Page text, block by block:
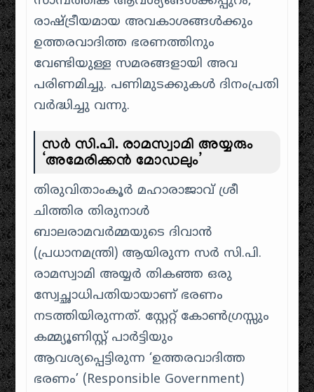
രാഷ്ട്രീയമായ അവകാശങ്ങൾക്കും
ഉത്തരവാദിത്ത ഭരണത്തിനും
വേണ്ടിയുള്ള സമരങ്ങളായി അവ
പരിണമിച്ചു. പണിമുടക്കുകൾ ദിനംപ്രതി
വർദ്ധിച്ചു വന്നു.
സർ സി.പി. രാമസ്വാമി അയ്യരും
‘അമേരിക്കൻ മോഡലും’
തിരുവിതാംകൂർ മഹാരാജാവ് ശ്രീ
ചിത്തിര തിരുനാൾ
ബാലരാമവർമ്മയുടെ ദിവാൻ
(പ്രധാനമന്ത്രി) ആയിരുന്ന സർ സി.പി.
രാമസ്വാമി അയ്യർ തികഞ്ഞ ഒരു
സ്വേച്ഛാധിപതിയായാണ് ഭരണം
നടത്തിയിരുന്നത്. സ്റ്റേറ്റ് കോൺഗ്രസ്സും
കമ്മ്യൂണിസ്റ്റ് പാർട്ടിയും
ആവശ്യപ്പെട്ടിരുന്ന ‘ഉത്തരവാദിത്ത
ഭരണം’ (Responsible Government)